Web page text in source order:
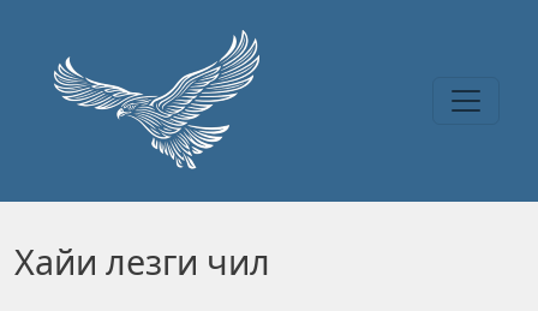
Хайи лезги чил